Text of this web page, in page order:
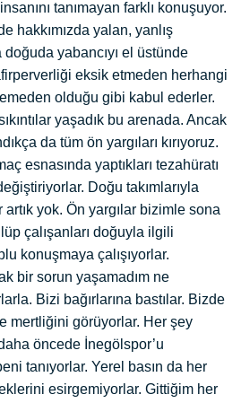
tanımayan farklı konuşuyor.
hakkımızda yalan, yanlış
yabancıyı el üstünde
eksik etmeden herhangi
olduğu gibi kabul ederler.
yaşadık bu arenada. Ancak
da tüm ön yargıları kırıyoruz.
esnasında yaptıkları tezahüratı
Doğu takımlarıyla
yok. Ön yargılar bizimle sona
çalışanları doğuyla ilgili
konuşmaya çalışıyorlar.
bir sorun yaşamadım ne
Bizi bağırlarına bastılar. Bizde
mertliğini görüyorlar. Her şey
öncede İnegölspor’u
tanıyorlar. Yerel basın da her
esirgemiyorlar. Gittiğim her